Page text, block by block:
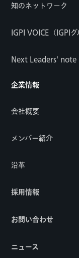
知のネットワーク
IGPI VOICE（IGPIグ
Next Leaders' note
企業情報
会社概要
メンバー紹介
沿革
採用情報
お問い合わせ
ニュース